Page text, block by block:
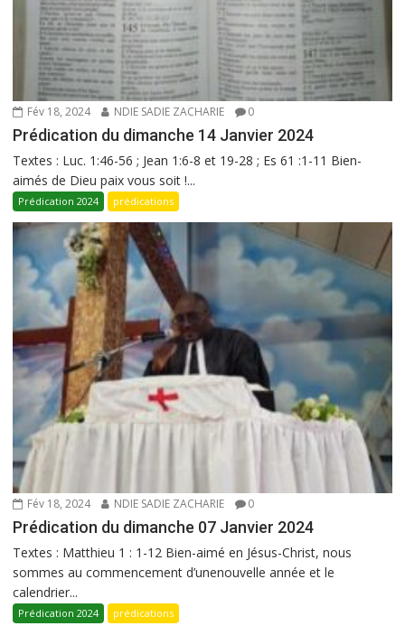
Fév 18, 2024 NDIE SADIE ZACHARIE 0
Prédication du dimanche 14 Janvier 2024
Textes : Luc. 1:46-56 ; Jean 1:6-8 et 19-28 ; Es 61 :1-11 Bien-
aimés de Dieu paix vous soit !...
Prédication 2024 prédications
Fév 18, 2024 NDIE SADIE ZACHARIE 0
Prédication du dimanche 07 Janvier 2024
Textes : Matthieu 1 : 1-12 Bien-aimé en Jésus-Christ, nous
sommes au commencement d’unenouvelle année et le
calendrier...
Prédication 2024 prédications